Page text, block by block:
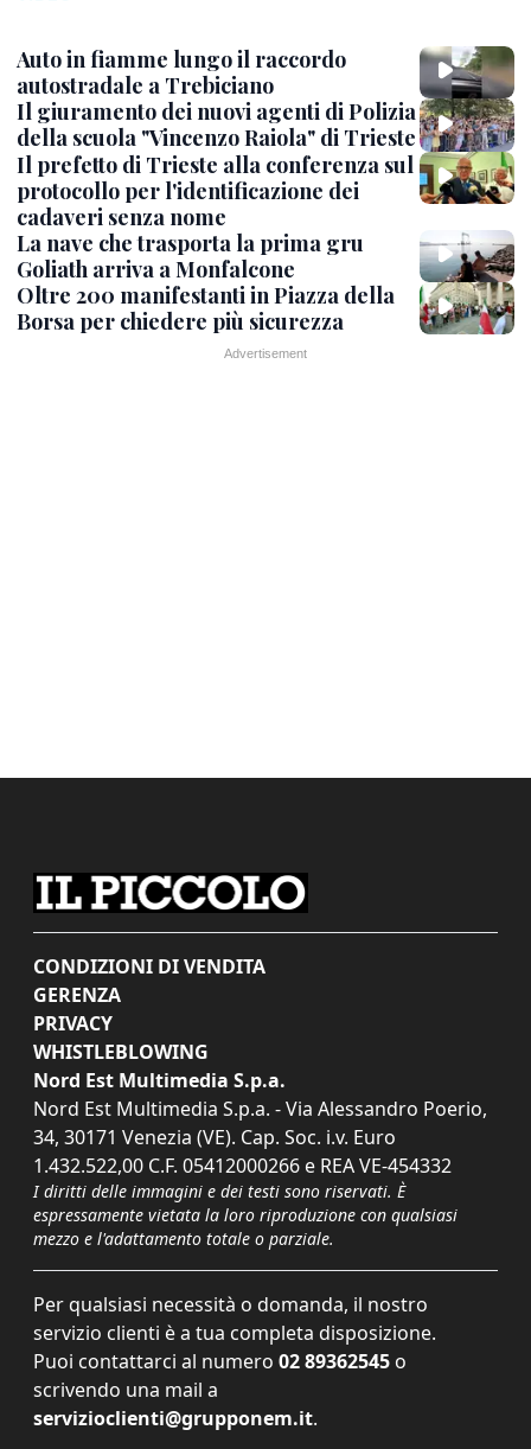
Auto in fiamme lungo il raccordo
autostradale a Trebiciano
Il giuramento dei nuovi agenti di Polizia
della scuola "Vincenzo Raiola" di Trieste
Il prefetto di Trieste alla conferenza sul
protocollo per l'identificazione dei
cadaveri senza nome
La nave che trasporta la prima gru
Goliath arriva a Monfalcone
Oltre 200 manifestanti in Piazza della
Borsa per chiedere più sicurezza
CONDIZIONI DI VENDITA
GERENZA
PRIVACY
WHISTLEBLOWING
Nord Est Multimedia S.p.a.
Nord Est Multimedia S.p.a. - Via Alessandro Poerio,
34, 30171 Venezia (VE). Cap. Soc. i.v. Euro
1.432.522,00 C.F. 05412000266 e REA VE-454332
I diritti delle immagini e dei testi sono riservati. È
espressamente vietata la loro riproduzione con qualsiasi
mezzo e l'adattamento totale o parziale.
Per qualsiasi necessità o domanda, il nostro
servizio clienti è a tua completa disposizione.
Puoi contattarci al numero 02 89362545 o
scrivendo una mail a
servizioclienti@grupponem.it.